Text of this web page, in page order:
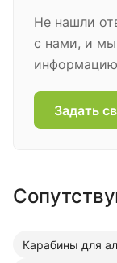
Не нашли
с нами, и
Задать
Карабины для